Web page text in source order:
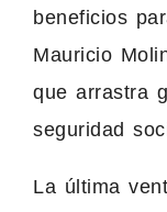
beneficios
Mauricio
que arrastra
seguridad
La última